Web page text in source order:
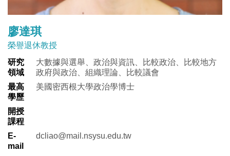
廖達琪
榮譽退休教授
研究
領域
大數據與選舉、政治與資訊、比較政治、比較地方
政府與政治、組織理論、比較議會
最高
學歷
美國密西根大學政治學博士
開授
課程
E-
mail
dcliao@mail.nsysu.edu.tw